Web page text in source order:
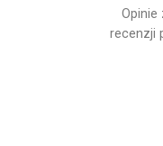
Opinie
recenzji